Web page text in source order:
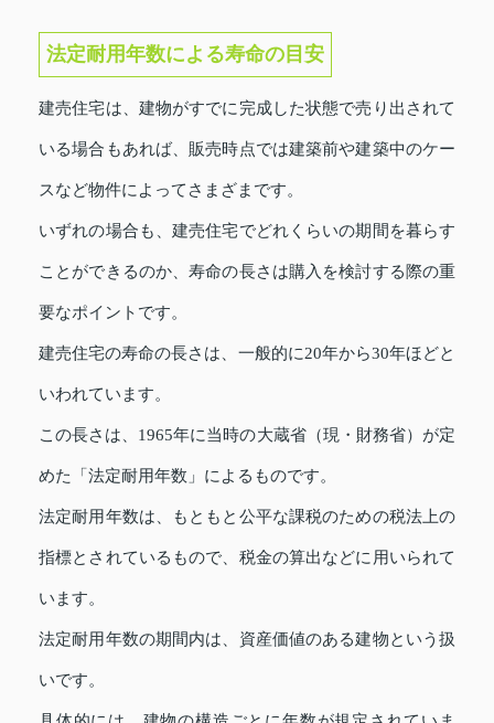
法定耐用年数による寿命の目安
建売住宅は、建物がすでに完成した状態で売り出されて
いる場合もあれば、販売時点では建築前や建築中のケー
スなど物件によってさまざまです。
いずれの場合も、建売住宅でどれくらいの期間を暮らす
ことができるのか、寿命の長さは購入を検討する際の重
要なポイントです。
建売住宅の寿命の長さは、一般的に20年から30年ほどと
いわれています。
この長さは、1965年に当時の大蔵省（現・財務省）が定
めた「法定耐用年数」によるものです。
法定耐用年数は、もともと公平な課税のための税法上の
指標とされているもので、税金の算出などに用いられて
います。
法定耐用年数の期間内は、資産価値のある建物という扱
いです。